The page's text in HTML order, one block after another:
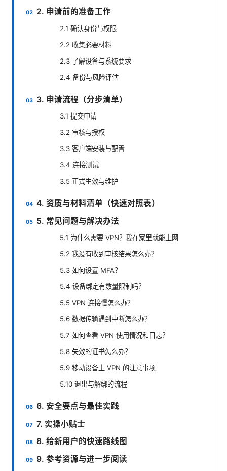
2. 申请前的准备工作
2.1 确认身份与权限
2.2 收集必要材料
2.3 了解设备与系统要求
2.4 备份与风险评估
3. 申请流程（分步清单）
3.1 提交申请
3.2 审核与授权
3.3 客户端安装与配置
3.4 连接测试
3.5 正式生效与维护
4. 资质与材料清单（快速对照表）
5. 常见问题与解决办法
5.1 为什么需要 VPN？我在家里就能上网
5.2 我没有收到审核结果怎么办？
5.3 如何设置 MFA？
5.4 设备绑定有数量限制吗？
5.5 VPN 连接慢怎么办？
5.6 数据传输遇到中断怎么办？
5.7 如何查看 VPN 使用情况和日志？
5.8 失效的证书怎么办？
5.9 移动设备上 VPN 的注意事项
5.10 退出与解绑的流程
6. 安全要点与最佳实践
7. 实操小贴士
8. 给新用户的快速路线图
9. 参考资源与进一步阅读